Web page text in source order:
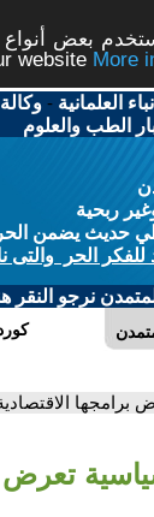
بعض
website
العلمانية -
الطب والعلوم
ربحية
يضمن الحرية
الحر والتى
نرجو النقر
تعرض